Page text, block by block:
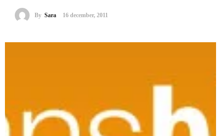
By Sara 16 december, 2011